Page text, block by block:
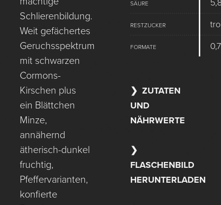
Schlierenbildung.
Weit gefächertes
Geruchsspektrum
mit schwarzen
Cormons-
Kirschen plus
ein Blättchen
Minze,
annähernd
ätherisch-dunkel
fruchtig,
Pfeffervarianten,
konfierte
SÄURE
RESTZUCKER
FORMATE
ZUTATEN
UND
NÄHRWERTE
FLASCHENBILD
HERUNTERLADEN